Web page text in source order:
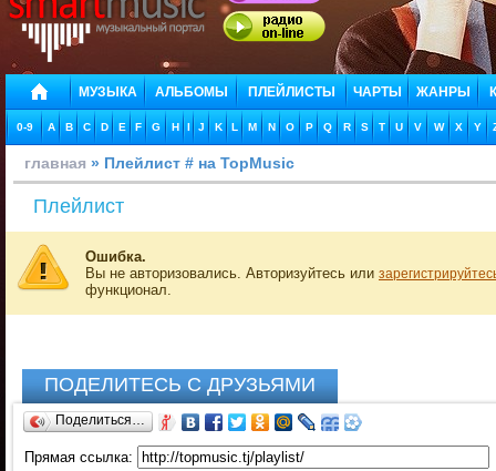
МУЗЫКА АЛЬБОМЫ ПЛЕЙЛИСТЫ ЧАРТЫ ЖАНРЫ
0-9 A B C D E F G H I J K L M N O P Q R S T U V W X Y
главная » Плейлист # на TopMusic
Плейлист
Ошибка.
Вы не авторизовались. Авторизуйтесь или
функционал.
ПОДЕЛИТЕСЬ С ДРУЗЬЯМИ
Поделиться…
Прямая ссылка: